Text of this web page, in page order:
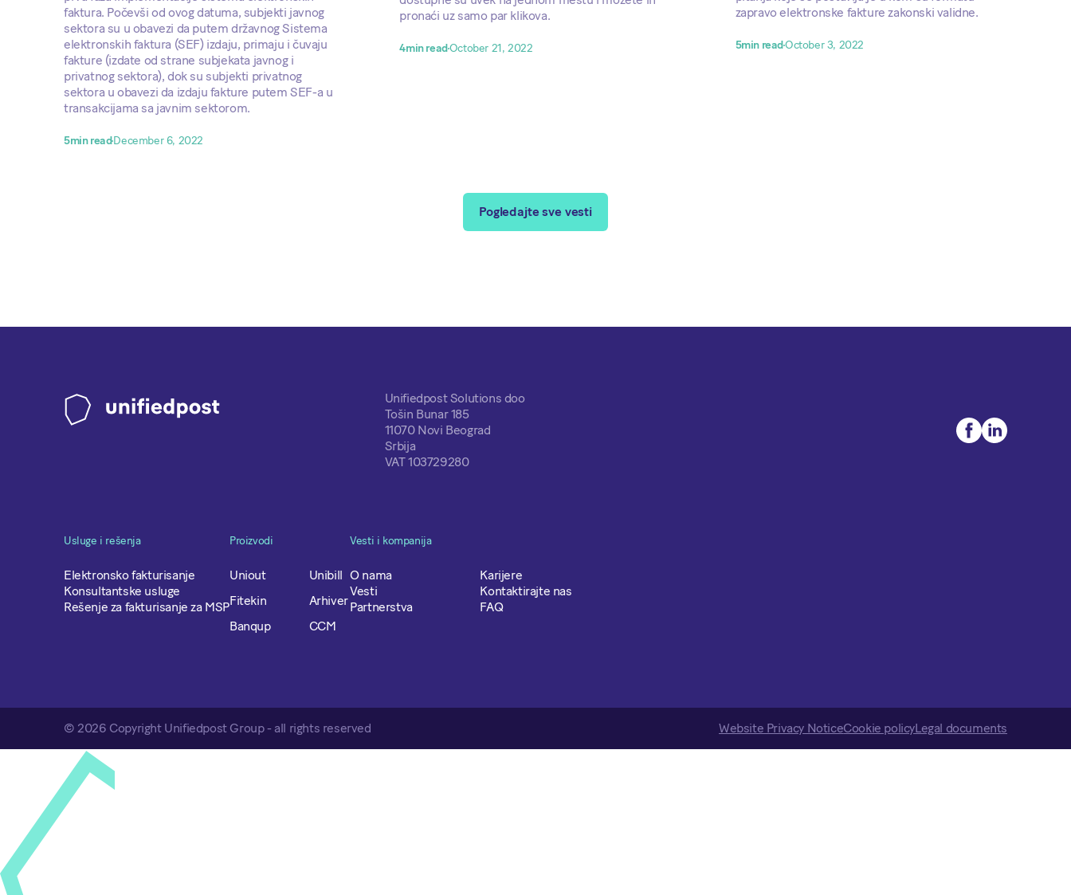
faktura. Počevši od ovog datuma, subjekti javnog
sektora su u obavezi da putem državnog Sistema
elektronskih faktura (SEF) izdaju, primaju i čuvaju
fakture (izdate od strane subjekata javnog i
privatnog sektora), dok su subjekti privatnog
sektora u obavezi da izdaju fakture putem SEF-a u
transakcijama sa javnim sektorom.
5min readDecember 6, 2022
pronaći uz samo par klikova.
4min readOctober 21, 2022
zapravo elektronske fakture zakonski validne.
5min readOctober 3, 2022
Pogledajte sve vesti
Unifiedpost Solutions doo
Tošin Bunar 185
11070 Novi Beograd
Srbija
VAT 103729280
Usluge i rešenja
Elektronsko fakturisanje
Konsultantske usluge
Rešenje za fakturisanje za MSP
Proizvodi
Uniout
Fitekin
Banqup
Unibill
Arhiver
CCM
Vesti i kompanija
O nama
Vesti
Partnerstva
Karijere
Kontaktirajte nas
FAQ
© 2026 Copyright Unifiedpost Group - all rights reserved Website Privacy NoticeCookie policyLegal documents